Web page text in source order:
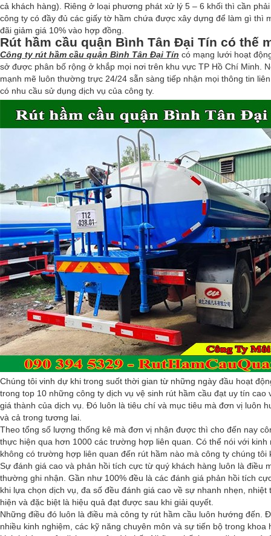
cả khách hàng). Riêng ở loại phương phát xử lý 5 – 6 khối thì cần
công ty có đầy đủ các giấy tờ hầm chứa được xây dựng để làm gì thì
đãi giảm giá 10% vào hợp đồng.
Rút hầm cầu quận Bình Tân Đại Tín có thế
Công ty rút hầm cầu quận Bình Tân Đại Tín có mạng lưới hoạt
sở được phân bố rộng ở khắp mọi nơi trên khu vực TP Hồ Chí Minh.
mạnh mẽ luôn thường trực 24/24 sẵn sàng tiếp nhận mọi thông tin
có nhu cầu sử dụng dịch vụ của công ty.
Chúng tôi vinh dự khi trong suốt thời gian từ những ngày đầu hoạt
trong top 10 những công ty dịch vụ vệ sinh rút hầm cầu đạt uy tín cao
giá thành của dịch vụ. Đó luôn là tiêu chí và mục tiêu mà đơn vị luôn
và cả trong tương lai.
Theo tổng số lượng thống kê mà đơn vị nhận được thì cho đến nay
thực hiện qua hơn 1000 các trường hợp liên quan. Có thể nói với kinh
không có trường hợp liên quan đến rút hầm nào mà công ty chúng
Sự đánh giá cao và phản hồi tích cực từ quý khách hàng luôn là điều
thường ghi nhận. Gần như 100% đều là các đánh giá phản hồi tích
khi lựa chọn dịch vụ, đa số đều đánh giá cao về sự nhanh nhẹn,
hiện và đặc biệt là hiệu quả đạt được sau khi giải quyết.
Những điều đó luôn là điều mà công ty rút hầm cầu luôn hướng đến.
nhiều kinh nghiệm, các kỹ năng chuyên môn và sự tiến bộ trong khoa